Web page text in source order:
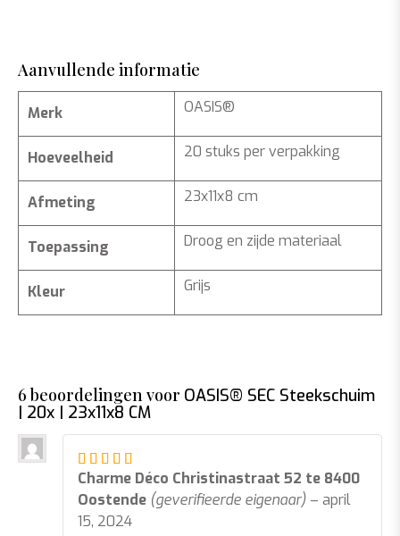
Aanvullende informatie
Merk OASIS®
Hoeveelheid 20 stuks per verpakking
Afmeting 23x11x8 cm
Toepassing Droog en zijde materiaal
Kleur Grijs
6 beoordelingen voor OASIS® SEC Steekschuim
| 20x | 23x11x8 CM
Charme Déco Christinastraat 52 te 8400
Oostende (geverifieerde eigenaar) – april
15, 2024